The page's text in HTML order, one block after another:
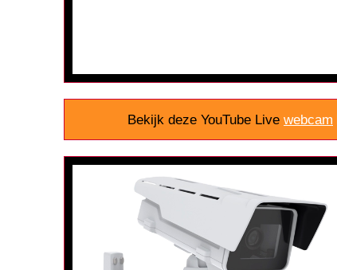
Bekijk deze YouTube Live webcam